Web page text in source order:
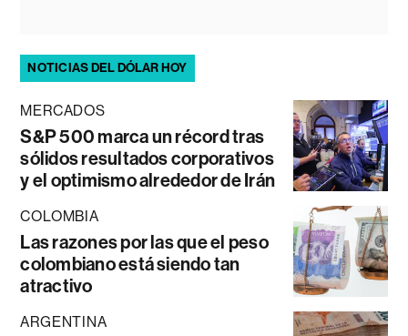
NOTICIAS DEL DÓLAR HOY
MERCADOS
S&P 500 marca un récord tras
sólidos resultados corporativos
y el optimismo alrededor de Irán
COLOMBIA
Las razones por las que el peso
colombiano está siendo tan
atractivo
ARGENTINA